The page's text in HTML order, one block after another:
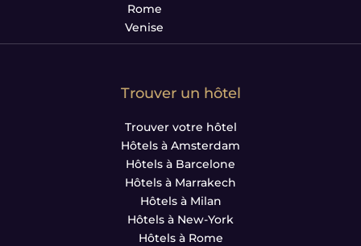
Rome
Venise
Trouver un hôtel
Trouver votre hôtel
Hôtels à Amsterdam
Hôtels à Barcelone
Hôtels à Marrakech
Hôtels à Milan
Hôtels à New-York
Hôtels à Rome